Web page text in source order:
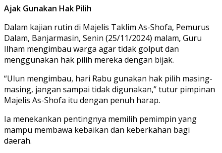
Ajak Gunakan Hak Pilih
Dalam kajian rutin di Majelis Taklim As-Shofa, Pemurus
Dalam, Banjarmasin, Senin (25/11/2024) malam, Guru
Ilham mengimbau warga agar tidak golput dan
menggunakan hak pilih mereka dengan bijak.
“Ulun mengimbau, hari Rabu gunakan hak pilih masing-
masing, jangan sampai tidak digunakan,” tutur pimpinan
Majelis As-Shofa itu dengan penuh harap.
Ia menekankan pentingnya memilih pemimpin yang
mampu membawa kebaikan dan keberkahan bagi
daerah.